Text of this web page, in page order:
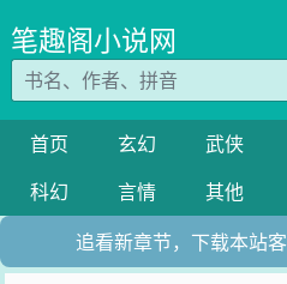
笔趣阁小说网
首页 玄幻 武侠
科幻
言情 其他
追看新章节，下载本站